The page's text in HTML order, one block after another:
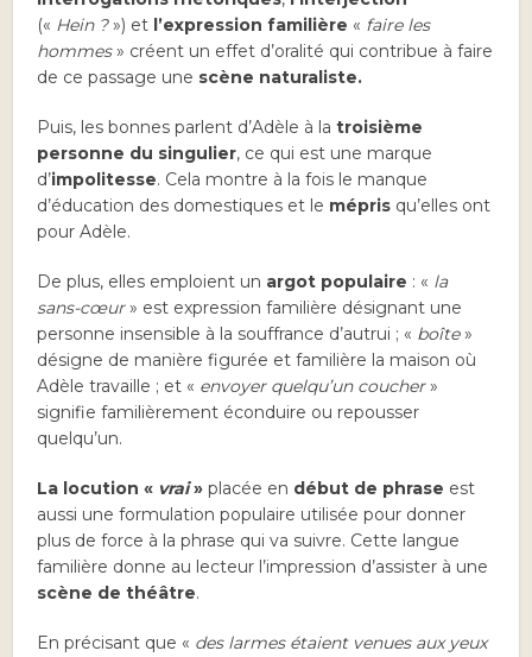
(« Hein ?») et l’expression familière « faire les
hommes» créent un effet d’oralité qui contribue à faire
de ce passage une scène naturaliste.
Puis, les bonnes parlent d’Adèle à latroisième
personne du singulier, ce qui est une marque
d’impolitesse. Cela montre à la fois le manque
d’éducation des domestiques et le mépris qu’elles ont
pour Adèle.
De plus, elles emploient un argot populaire : « la
sans-cœur» est expression familière désignant une
personne insensible à la souffrance d’autrui ; « boîte»
désigne de manière figurée et familière la maison où
Adèle travaille ; et « envoyer quelqu’un coucher»
signifie familièrement éconduire ou repousser
quelqu’un.
La locution « vrai»placée en début de phrase est
aussi une formulation populaire utilisée pour donner
plus de force à la phrase qui va suivre. Cette langue
familière donne au lecteur l’impression d’assister à une
scène de théâtre.
En précisant que « des larmes étaient venues aux yeux